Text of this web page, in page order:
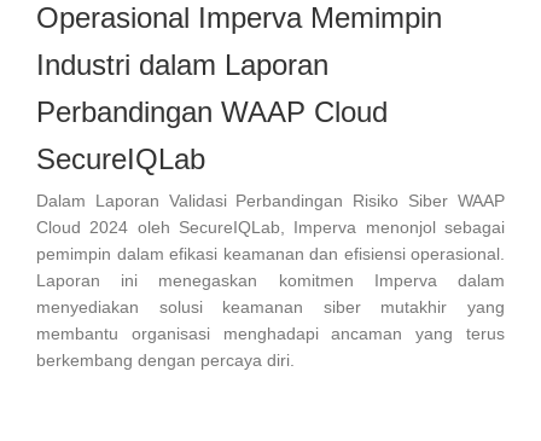
Operasional Imperva Memimpin
Industri dalam Laporan
Perbandingan WAAP Cloud
SecureIQLab
Dalam Laporan Validasi Perbandingan Risiko Siber WAAP
Cloud 2024 oleh SecureIQLab, Imperva menonjol sebagai
pemimpin dalam efikasi keamanan dan efisiensi operasional.
Laporan ini menegaskan komitmen Imperva dalam
menyediakan solusi keamanan siber mutakhir yang
membantu organisasi menghadapi ancaman yang terus
berkembang dengan percaya diri.